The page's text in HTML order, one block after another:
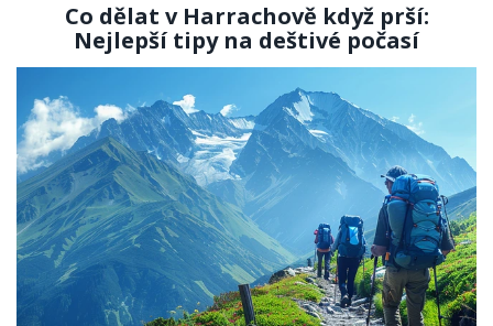
Co dělat v Harrachově když prší:
Nejlepší tipy na deštivé počasí